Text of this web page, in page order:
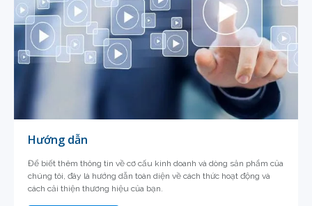
Hướng dẫn
Để biết thêm thông tin về cơ cấu kinh doanh và dòng sản phẩm của
chúng tôi, đây là hướng dẫn toàn diện về cách thức hoạt động và
cách cải thiện thương hiệu của bạn.